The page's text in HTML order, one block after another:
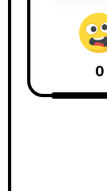
0